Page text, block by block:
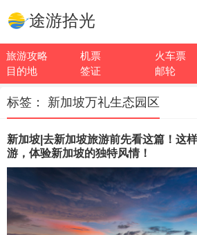
途游拾光
旅游攻略 机票 火车票
目的地
签证 邮轮
标签： 新加坡万礼生态园区
新加坡|去新加坡旅游前先看这篇！这
游，体验新加坡的独特风情！